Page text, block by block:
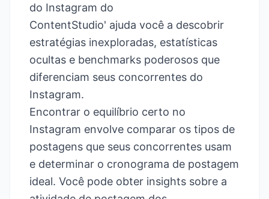
do Instagram do
ContentStudio' ajuda você a descobrir
estratégias inexploradas, estatísticas
ocultas e benchmarks poderosos que
diferenciam seus concorrentes do
Instagram.
Encontrar o equilíbrio certo no
Instagram envolve comparar os tipos de
postagens que seus concorrentes usam
e determinar o cronograma de postagem
ideal. Você pode obter insights sobre a